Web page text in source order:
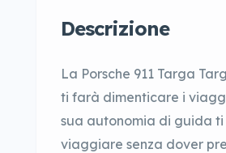
Descrizione
La Porsche 911 Targa
ti farà dimenticare i
sua autonomia di guida ti
viaggiare senza dover